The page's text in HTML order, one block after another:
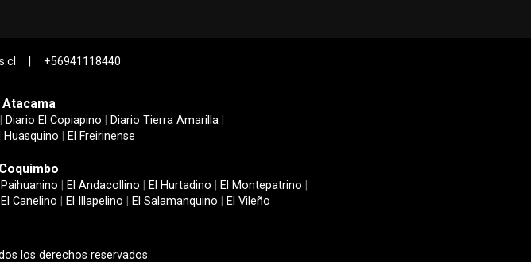
| +56941118440
Diario El Copiapino Diario Tierra Amarilla
Huasquino El Freirinense
Paihuanino El Andacollino El Hurtadino El Montepatrino
El Canelino El Illapelino El Salamanquino El Vileño
los derechos reservados.